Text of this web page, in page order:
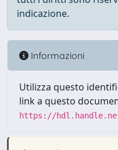
indicazione.
Informazioni
Utilizza questo
link a questo
https://